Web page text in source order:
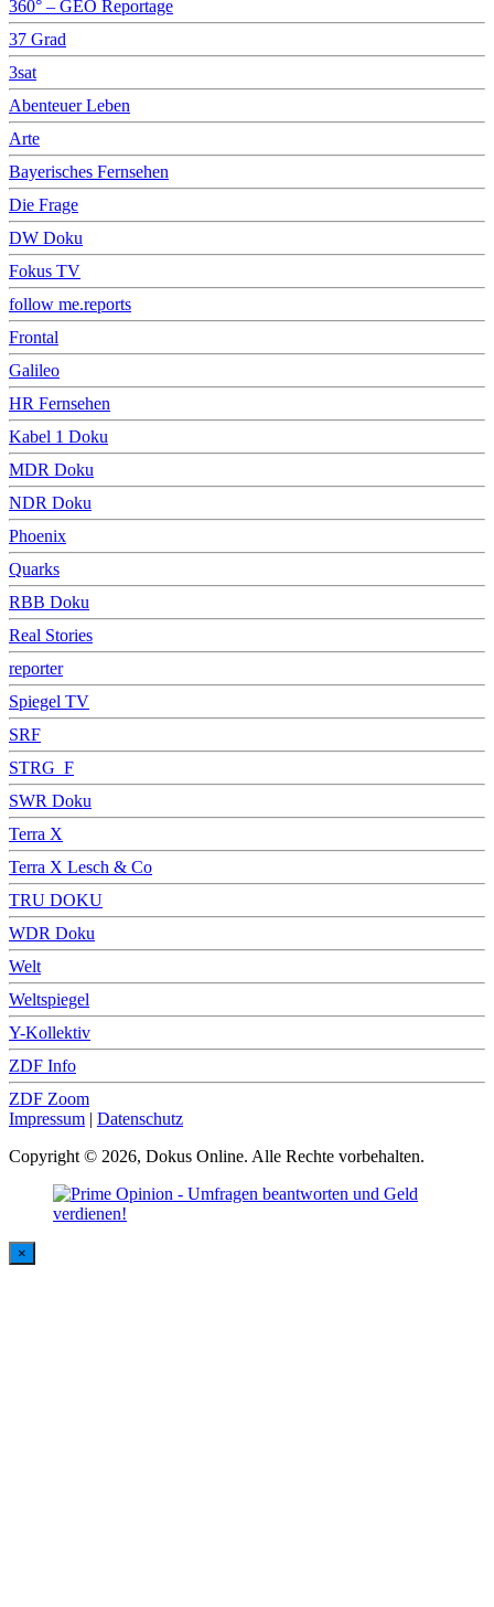
360° – GEO Reportage
37 Grad
3sat
Abenteuer Leben
Arte
Bayerisches Fernsehen
Die Frage
DW Doku
Fokus TV
follow me.reports
Frontal
Galileo
HR Fernsehen
Kabel 1 Doku
MDR Doku
NDR Doku
Phoenix
Quarks
RBB Doku
Real Stories
reporter
Spiegel TV
SRF
STRG_F
SWR Doku
Terra X
Terra X Lesch & Co
TRU DOKU
WDR Doku
Welt
Weltspiegel
Y-Kollektiv
ZDF Info
ZDF Zoom
Impressum | Datenschutz
Copyright © 2026, Dokus Online. Alle Rechte vorbehalten.
×